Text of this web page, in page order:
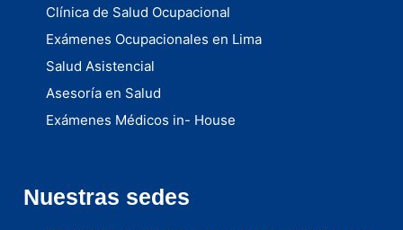
Clínica de Salud Ocupacional
Exámenes Ocupacionales en Lima
Salud Asistencial
Asesoría en Salud
Exámenes Médicos in- House
Nuestras sedes